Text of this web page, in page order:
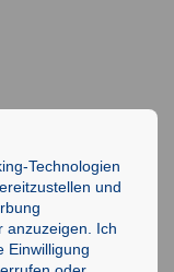
Technologien
und
anzuzeigen. Ich
Einwilligung